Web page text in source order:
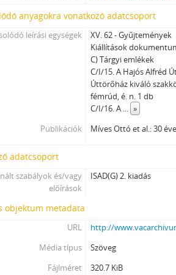
anyagokra vonatkozó adatcsoport
leírási egységek
XV. 62 - Gyűjtemények
Kiállítások
C) Tárgyi emlékek
C/I/15. A Hajós Alfréd
Úttörőház kiváló
fémrúd, é. n. 1 db
C/I/16. A ... »
Publikációk
Míves Ottó et al.: 30
adatcsoport
szabályok és/vagy
előírások
ISAD(G) 2. kiadás
objektum metadata
URL
http://
Média típus
Szöveg
Fájlméret
320.7 KiB